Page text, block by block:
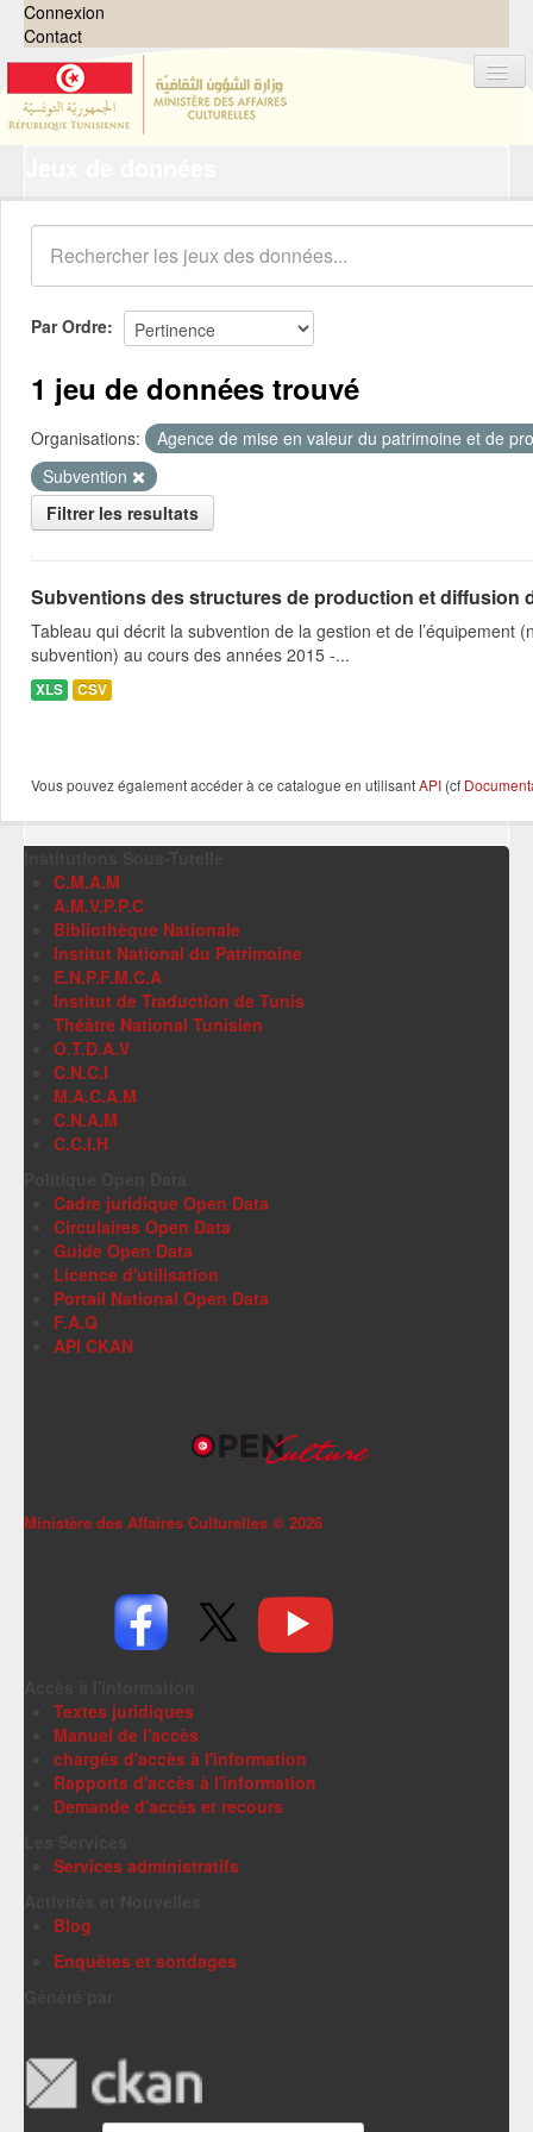
Connexion
Contact
Organisations
Groupes
Demandes 0
À propos
Par Ordre
1 jeu de données trouvé
Organisations:
Agence de mise en valeur du patrimoine et de
Subvention
Filtrer les resultats
Subventions des structures de production et diffusion
Tableau qui décrit la subvention de la gestion et de
subvention) au cours des années 2015 -...
XLS CSV
Vous pouvez également accéder à ce catalogue en utilisantAPI (cf
C.M.A.M
A.M.V.P.P.C
Bibliothèque Nationale
Institut National du Patrimoine
E.N.P.F.M.C.A
Institut de Traduction de Tunis
Théâtre National Tunisien
O.T.D.A.V
C.N.C.I
M.A.C.A.M
C.N.A.M
C.C.I.H
Cadre juridique Open Data
Circulaires Open Data
Guide Open Data
Licence d'utilisation
Portail National Open Data
F.A.Q
API CKAN
Ministère des Affaires Culturelles © 2026
Textes juridiques
Manuel de l'accès
chargés d'accès à l'information
Rapports d'accès à l'information
Demande d'accès et recours
Services administratifs
Blog
Enquêtes et sondages